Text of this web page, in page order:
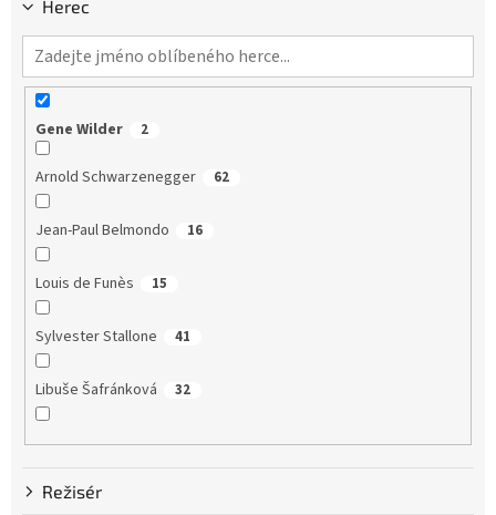
Herec
Gene Wilder 2
Arnold Schwarzenegger 62
Jean-Paul Belmondo 16
Louis de Funès 15
Sylvester Stallone 41
Libuše Šafránková 32
Dustin Hoffman 58
Clint Eastwood
Režisér